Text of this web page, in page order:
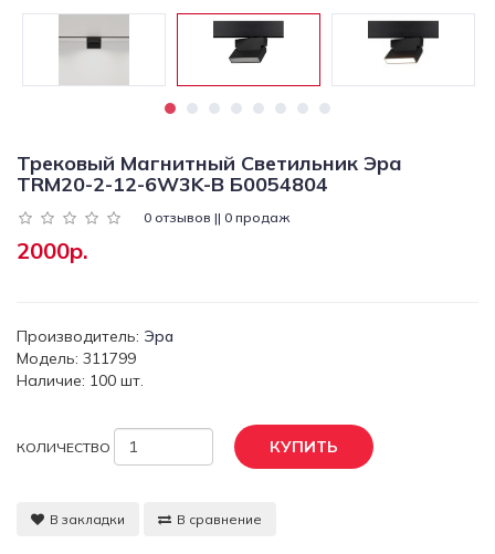
Уличные
Трековый Магнитный Светильник Эра
TRM20-2-12-6W3K-B Б0054804
0 отзывов || 0 продаж
2000р.
Производитель: Эра
Модель: 311799
Наличие: 100 шт.
КОЛИЧЕСТВО КУПИТЬ
В закладки В сравнение